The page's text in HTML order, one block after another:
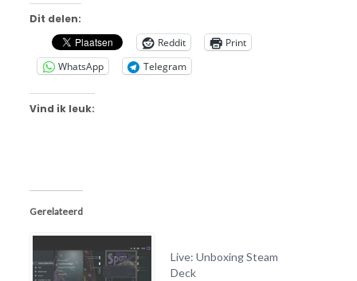
Dit delen:
Reddit
Print
WhatsApp
Telegram
Vind ik leuk:
Gerelateerd
Live: Unboxing Steam
Deck